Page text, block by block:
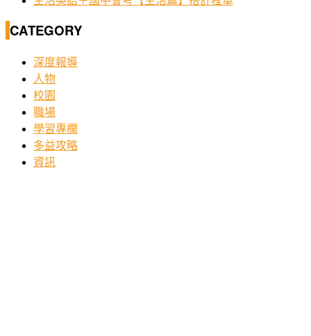
CATEGORY
深度報導
人物
校園
職場
學習專欄
多益攻略
資訊